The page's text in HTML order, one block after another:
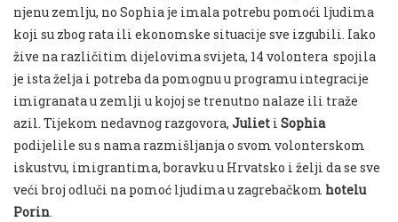
njenu zemlju, no Sophia je imala potrebu pomoći ljudima
koji su zbog rata ili ekonomske situacije sve izgubili. Iako
žive na različitim dijelovima svijeta, 14 volontera spojila
je ista želja i potreba da pomognu u programu integracije
imigranata u zemlji u kojoj se trenutno nalaze ili traže
azil. Tijekom nedavnog razgovora, Juliet i Sophia
podijelile su s nama razmišljanja o svom volonterskom
iskustvu, imigrantima, boravku u Hrvatsko i želji da se sve
veći broj odluči na pomoć ljudima u zagrebačkom hotelu
Porin.